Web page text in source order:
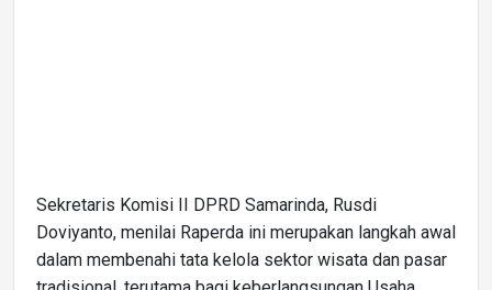
Sekretaris Komisi II DPRD Samarinda, Rusdi
Doviyanto, menilai Raperda ini merupakan langkah awal
dalam membenahi tata kelola sektor wisata dan pasar